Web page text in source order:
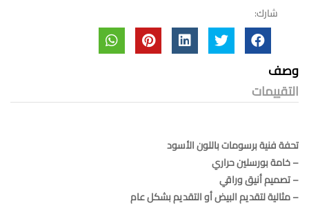
شارك:
وصف
التقييمات
تحفة فنية برسومات باللون الأسود
– خامة بورسلين حراري
– تصميم أنيق وراقي
– مثالية لتقديم البيض أو التقديم بشكل عام